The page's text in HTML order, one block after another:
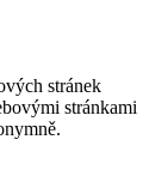
stránek
stránkami